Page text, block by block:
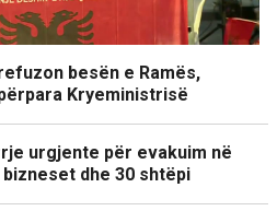
besën e Ramës,
Kryeministrisë
urgjente për evakuim në
dhe 30 shtëpi